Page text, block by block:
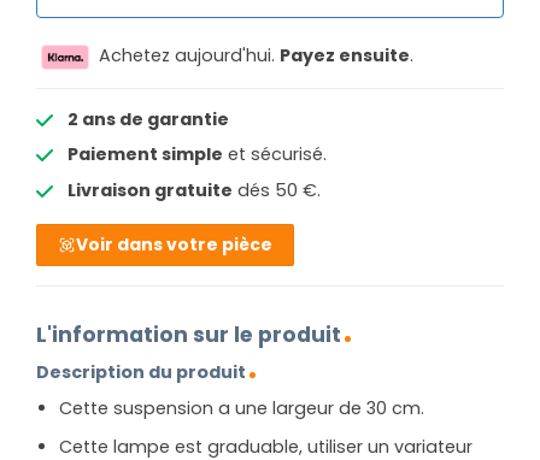
Achetez aujourd'hui. Payez ensuite.
2 ans de garantie
Paiement simple et sécurisé.
Livraison gratuite dés 50 €.
Voir dans votre pièce
L'information sur le produit
Description du produit
Cette suspension a une largeur de 30 cm.
Cette lampe est graduable, utiliser un variateur